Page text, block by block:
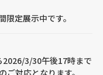
限定展示中です。
3/30午後17時まで